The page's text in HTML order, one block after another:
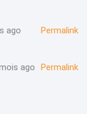
ago Permalink
ago Permalink